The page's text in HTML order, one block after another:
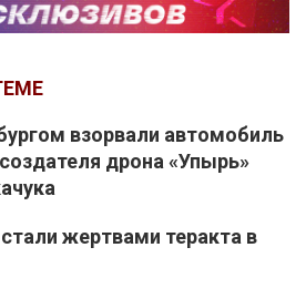
взорвали автомобиль
дрона «Упырь»
жертвами теракта в